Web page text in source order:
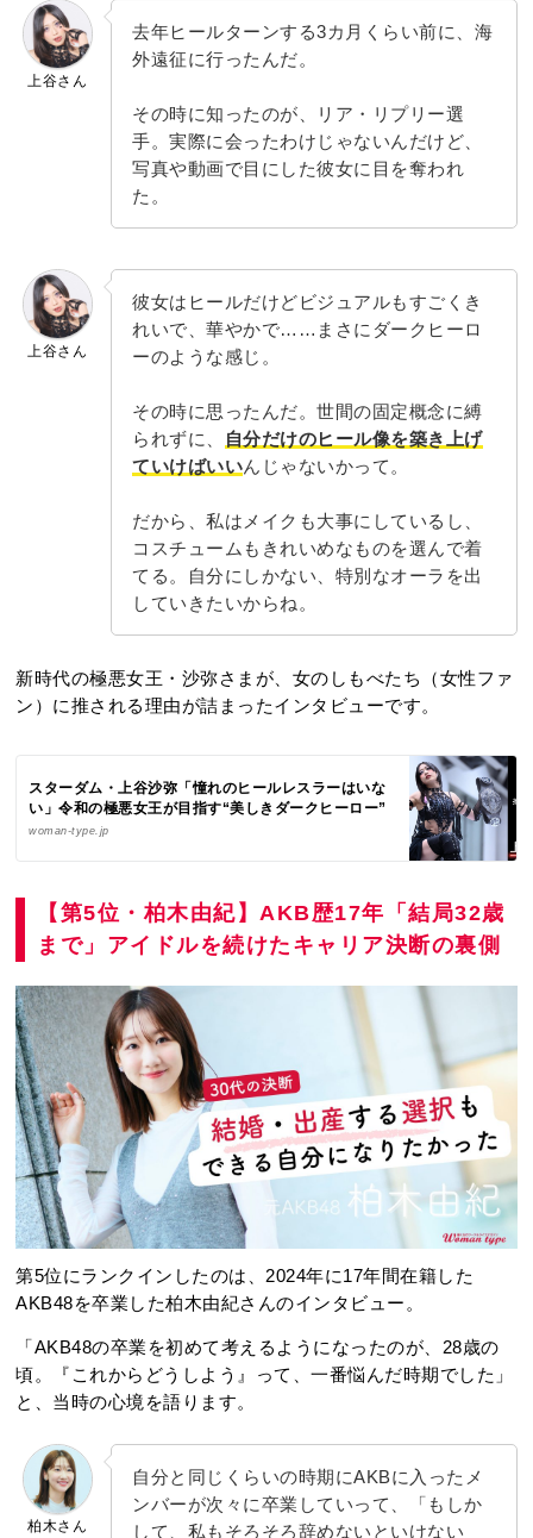
上谷さん
去年ヒールターンする3カ月くらい前に、海
外遠征に行ったんだ。
その時に知ったのが、リア・リプリー選
手。実際に会ったわけじゃないんだけど、
写真や動画で目にした彼女に目を奪われ
た。
上谷さん
彼女はヒールだけどビジュアルもすごくき
れいで、華やかで……まさにダークヒーロ
ーのような感じ。
その時に思ったんだ。世間の固定概念に縛
られずに、
自分だけのヒール像を築き上げ
ていけばいいんじゃないかって。
だから、私はメイクも大事にしているし、
コスチュームもきれいめなものを選んで着
てる。自分にしかない、特別なオーラを出
していきたいからね。
新時代の極悪女王・沙弥さまが、女のしもべたち（女性ファ
ン）に推される理由が詰まったインタビューです。
スターダム・上谷沙弥「憧れのヒールレスラーはいな
い」令和の極悪女王が目指す“美しきダークヒーロー”
woman-type.jp
【第5位・柏木由紀】AKB歴17年「結局32歳
まで」アイドルを続けたキャリア決断の裏側
第5位にランクインしたのは、2024年に17年間在籍した
AKB48を卒業した柏木由紀さんのインタビュー。
「AKB48の卒業を初めて考えるようになったのが、28歳の
頃。『これからどうしよう』って、一番悩んだ時期でした」
と、当時の心境を語ります。
柏木さん
自分と同じくらいの時期にAKBに入ったメ
ンバーが次々に卒業していって、「もしか
して、私もそろそろ辞めないといけない